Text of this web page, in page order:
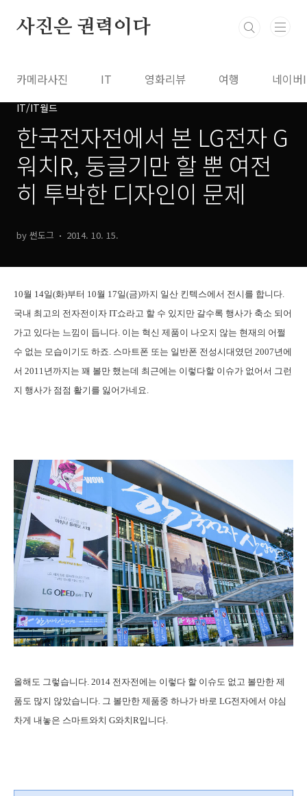
사진은 권력이다
카메라사진 IT 영화리뷰 여행 네이
IT/IT월드
한국전자전에서 본 LG전자 G
워치R, 둥글기만 할 뿐 여전
히 투박한 디자인이 문제
by 썬도그 2014. 10. 15.
10월 14일(화)부터 10월 17일(금)까지 일산 킨텍스에서 전시를 합니다.
국내 최고의 전자전이자 IT쇼라고 할 수 있지만 갈수록 행사가 축소 되어
가고 있다는 느낌이 듭니다. 이는 혁신 제품이 나오지 않는 현재의 어쩔
수 없는 모습이기도 하죠. 스마트폰 또는 일반폰 전성시대였던 2007년에
서 2011년까지는 꽤 볼만 했는데 최근에는 이렇다할 이슈가 없어서 그런
지 행사가 점점 활기를 잃어가네요.
올해도 그렇습니다. 2014 전자전에는 이렇다 할 이슈도 없고 볼만한 제
품도 많지 않았습니다. 그 볼만한 제품중 하나가 바로 LG전자에서 야심
차게 내놓은 스마트와치 G와치R입니다.